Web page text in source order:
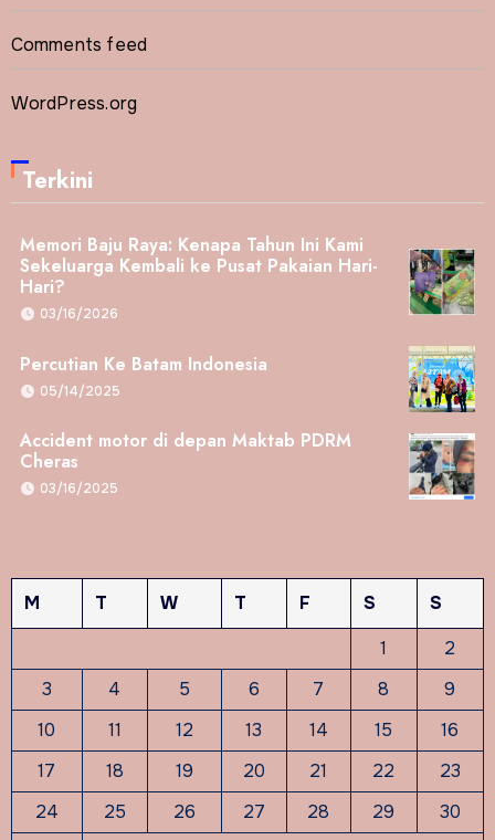
Comments feed
WordPress.org
Terkini
Memori Baju Raya: Kenapa Tahun Ini Kami
Sekeluarga Kembali ke Pusat Pakaian Hari-
Hari?
03/16/2026
Percutian Ke Batam Indonesia
05/14/2025
Accident motor di depan Maktab PDRM
Cheras
03/16/2025
M T W T F S
S
1
2
3
4 5 6 7 8
9
10
11 12 13 14 15
16
17
18 19 20 21 22
23
24
25 26 27 28 29
30